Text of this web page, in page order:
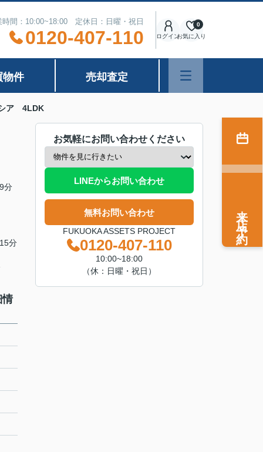
時間：10:00~18:00 定休日：日曜・祝日
0120-407-110 ログインお気に入り
0
物件 売却査定
シア 4LDK
分
分
お気軽にお問い合わせください
LINEからお問い合わせ
無料お問い合わせ
FUKUOKA ASSETS PROJECT
0120-407-110
10:00~18:00
（休：日曜・祝日）
来店予約